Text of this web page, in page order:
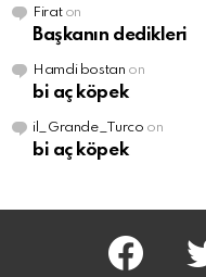
Firaton
Başkanın dedikleri
Hamdi bostan on
bi aç köpek
il_Grande_Turco on
bi aç köpek
facebook